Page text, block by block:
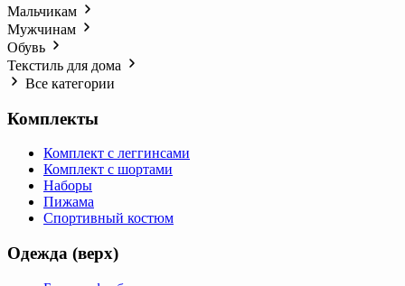
Мальчикам
Мужчинам
Обувь
Текстиль для дома
Все категории
Комплекты
Комплект с леггинсами
Комплект с шортами
Наборы
Пижама
Спортивный костюм
Одежда (верх)